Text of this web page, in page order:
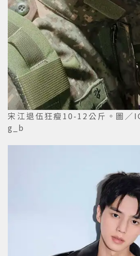
宋江退伍狂瘦10-12公斤。圖／
g_b